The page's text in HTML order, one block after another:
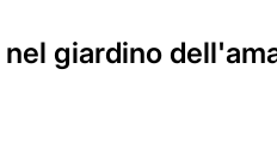
giardino